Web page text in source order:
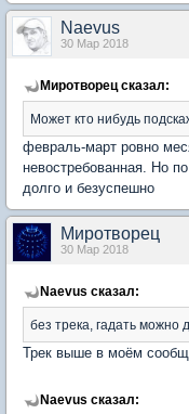
Naevus
30 Мар 2018
Миротворец сказал:
Может кто нибудь
февраль-март ровно
невостребованная. Но
долго и безуспешно
Миротворец
30 Мар 2018
Naevus сказал:
без трека, гадать можно
Трек выше в моём
Naevus сказал: